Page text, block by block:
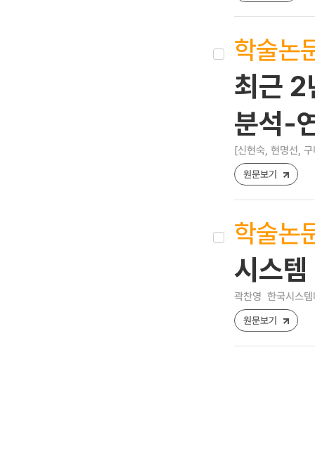
학술논
최근
분석-
[신현숙, 현명선,
원문보기
학술논
시스
곽찬영 한국시스
원문보기